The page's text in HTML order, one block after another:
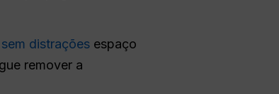
sem distrações espaço
remover a